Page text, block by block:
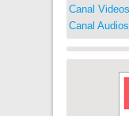
Canal Videos
Canal Audios